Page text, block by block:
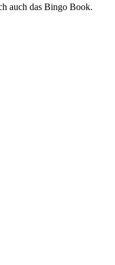
auch das Bingo Book.